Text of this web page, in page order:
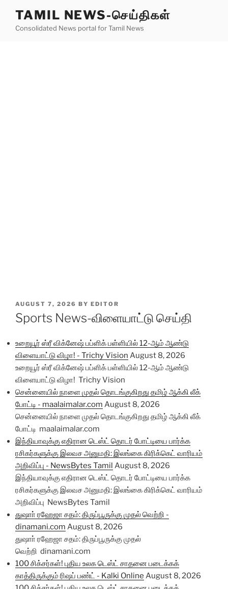
content
TAMIL NEWS-செய்திகள்
Consolidated News portal for Tamil News
POSTED
ON
AUGUST 7, 2026 BY EDITOR
Sports News-விளையாட்டு செய்தி
உறையூர் ஸ்ரீ விக்னேஷ் பப்ளிக் பள்ளியில் 12-ஆம் ஆண்டு
விளையாட்டு விழா! - Trichy Vision August 8, 2026
உறையூர் ஸ்ரீ விக்னேஷ் பப்ளிக் பள்ளியில் 12-ஆம் ஆண்டு
விளையாட்டு விழா! Trichy Vision
சென்னையில் நாளை முதல் தொடங்குகிறது தமிழ் ஆக்கி லீக்
போட்டி - maalaimalar.com August 8, 2026
சென்னையில் நாளை முதல் தொடங்குகிறது தமிழ் ஆக்கி லீக்
போட்டி maalaimalar.com
இந்தியாவுக்கு எதிரான டெஸ்ட் தொடர் போட்டியை பார்க்க
ரசிகர்களுக்கு இலவச அனுமதி: இலங்கை கிரிக்கெட் வாரியம்
அறிவிப்பு - NewsBytes Tamil August 8, 2026
இந்தியாவுக்கு எதிரான டெஸ்ட் தொடர் போட்டியை பார்க்க
ரசிகர்களுக்கு இலவச அனுமதி: இலங்கை கிரிக்கெட் வாரியம்
அறிவிப்பு NewsBytes Tamil
துஷாா் ரஹேஜா சதம்: திருப்பூருக்கு முதல் வெற்றி -
dinamani.com August 8, 2026
துஷாா் ரஹேஜா சதம்: திருப்பூருக்கு முதல்
வெற்றி dinamani.com
100 சிக்சர்கள்! புதிய உலக டெஸ்ட் சாதனை படைக்கக்
காத்திருக்கும் ரிஷப் பண்ட் - Kalki Online August 8, 2026